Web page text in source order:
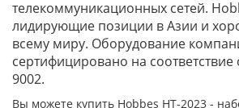
телекоммуникационных сетей.
лидирующие позиции в Азии и
всему миру. Оборудование
сертифицировано на соответствие
9002.
Вы можете купить Hobbes HT-2023 -